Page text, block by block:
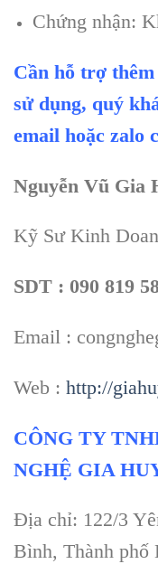
Chứng nhận:
Cần hỗ trợ
sử dụng, quý
email hoặc zalo
Nguyễn Vũ Gia
Kỹ Sư Kinh
SDT : 090 819
Email :
Web : http://
CÔNG TY
NGHỆ GIA
Địa chỉ: 122/3
Bình, Thành